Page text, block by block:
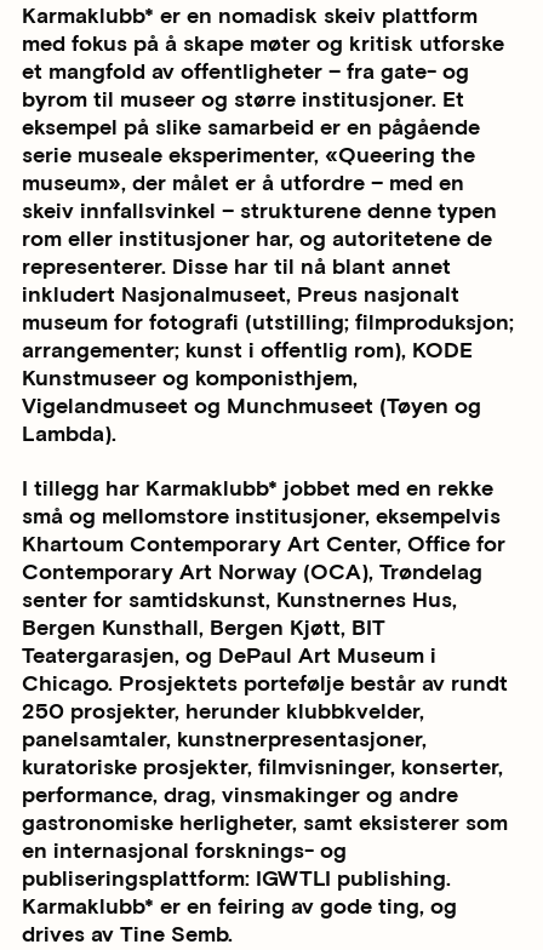
Karmaklubb* er en nomadisk skeiv plattform
med fokus på å skape møter og kritisk utforske
et mangfold av offentligheter – fra gate- og
byrom til museer og større institusjoner. Et
eksempel på slike samarbeid er en pågående
serie museale eksperimenter, «Queering the
museum», der målet er å utfordre – med en
skeiv innfallsvinkel – strukturene denne typen
rom eller institusjoner har, og autoritetene de
representerer. Disse har til nå blant annet
inkludert Nasjonalmuseet, Preus nasjonalt
museum for fotografi (utstilling; filmproduksjon;
arrangementer; kunst i offentlig rom), KODE
Kunstmuseer og komponisthjem,
Vigelandmuseet og Munchmuseet (Tøyen og
Lambda).
I tillegg har Karmaklubb* jobbet med en rekke
små og mellomstore institusjoner, eksempelvis
Khartoum Contemporary Art Center, Office for
Contemporary Art Norway (OCA), Trøndelag
senter for samtidskunst, Kunstnernes Hus,
Bergen Kunsthall, Bergen Kjøtt, BIT
Teatergarasjen, og DePaul Art Museum i
Chicago. Prosjektets portefølje består av rundt
250 prosjekter, herunder klubbkvelder,
panelsamtaler, kunstnerpresentasjoner,
kuratoriske prosjekter, filmvisninger, konserter,
performance, drag, vinsmakinger og andre
gastronomiske herligheter, samt eksisterer som
en internasjonal forsknings- og
publiseringsplattform: IGWTLI publishing.
Karmaklubb* er en feiring av gode ting, og
drives av Tine Semb.